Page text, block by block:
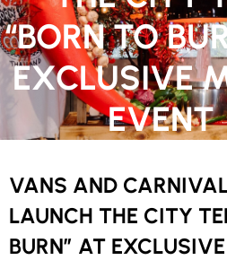
“BORN TO
EXCLUSIVE
EVENT
VANS AND
LAUNCH THE CITY
BURN” AT